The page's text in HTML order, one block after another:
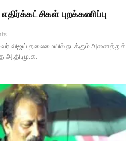
புறக்கணிப்பு
விஜய் தலைமையில் நடக்கும் அனைத்துக்
அ.தி.மு.க.